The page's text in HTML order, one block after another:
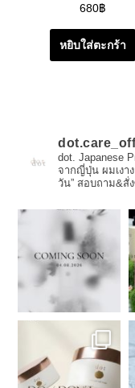
680฿
หยิบใส่ตะกร้า
dot. Japanese
จากญี่ปุ่น ผมเง
วัน” สอบถาม&สั่